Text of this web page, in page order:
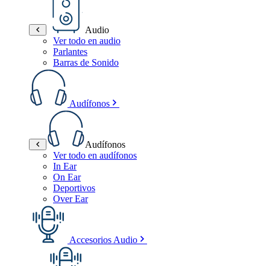
Audio
Ver todo en audio
Parlantes
Barras de Sonido
Audífonos
Audífonos
Ver todo en audífonos
In Ear
On Ear
Deportivos
Over Ear
Accesorios Audio